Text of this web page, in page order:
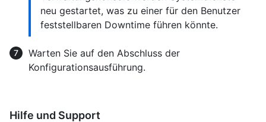
neu gestartet, was zu einer für den Benutzer
feststellbaren Downtime führen könnte.
Warten Sie auf den Abschluss der
Konfigurationsausführung.
Hilfe und Support